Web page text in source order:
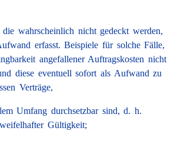
wahrscheinlich nicht gedeckt werden,
erfasst. Beispiele für solche Fälle,
angefallener Auftragskosten nicht
diese eventuell sofort als Aufwand zu
Verträge,
Umfang durchsetzbar sind, d. h.
Gültigkeit;